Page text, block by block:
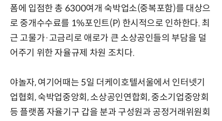
폼에 입점한 총 6300여개 숙박업소(중복포함)를 대상으
로 중개수수료를 1%포인트(P) 한시적으로 인하한다. 최
근 고물가·고금리로 애로가 큰 소상공인들의 부담을 덜
어주기 위한 자율규제 차원 조치다.
야놀자, 여기어때는 5일 더케이호텔서울에서 인터넷기
업협회, 숙박업중앙회, 소상공인연합회, 중소기업중앙회
등 플랫폼 자율기구 갑을 분과 구성원과 공정거래위원회